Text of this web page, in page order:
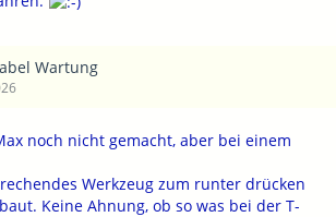
Wartung
noch nicht gemacht, aber bei einem
Werkzeug zum runter drücken
Keine Ahnung, ob so was bei der T-